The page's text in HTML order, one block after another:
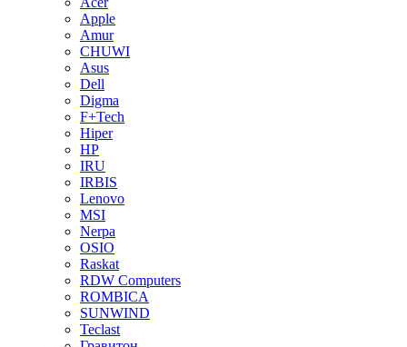
Apple
Amur
CHUWI
Asus
Dell
Digma
F+Tech
Hiper
HP
IRU
IRBIS
Lenovo
MSI
Nerpa
OSIO
Raskat
RDW Computers
ROMBICA
SUNWIND
Teclast